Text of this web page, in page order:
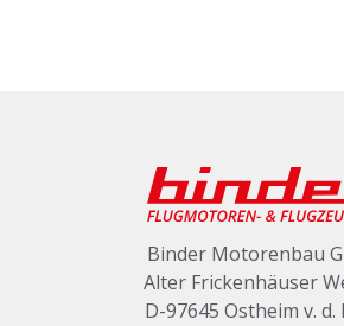
Binder Motorenbau
Alter Frickenhäuser
D-97645 Ostheim v. d.